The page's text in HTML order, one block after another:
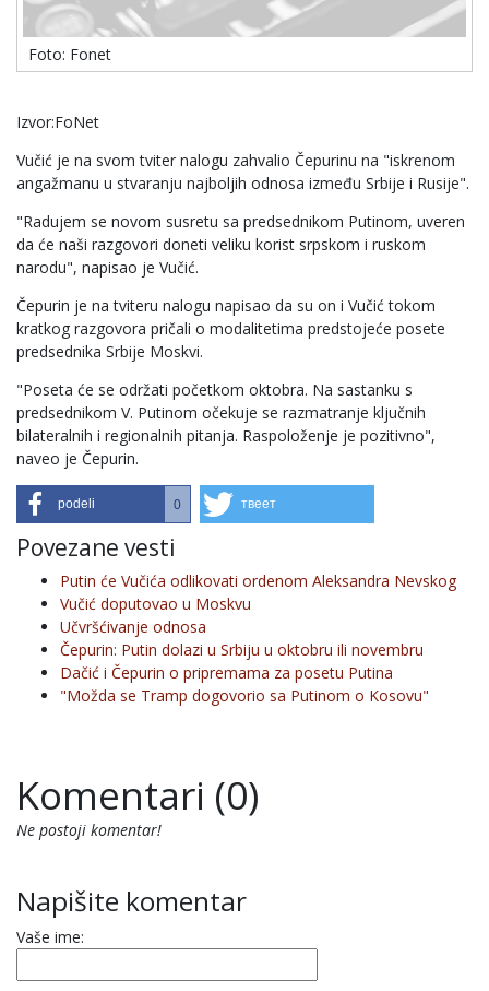
Foto: Fonet
Izvor:FoNet
Vučić je na svom tviter nalogu zahvalio Čepurinu na "iskrenom
angažmanu u stvaranju najboljih odnosa između Srbije i Rusije".
"Radujem se novom susretu sa predsednikom Putinom, uveren
da će naši razgovori doneti veliku korist srpskom i ruskom
narodu", napisao je Vučić.
Čepurin je na tviteru nalogu napisao da su on i Vučić tokom
kratkog razgovora pričali o modalitetima predstojeće posete
predsednika Srbije Moskvi.
"Poseta će se održati početkom oktobra. Na sastanku s
predsednikom V. Putinom očekuje se razmatranje ključnih
bilateralnih i regionalnih pitanja. Raspoloženje je pozitivno",
naveo je Čepurin.
podeli 0 твеет
Povezane vesti
Putin će Vučića odlikovati ordenom Aleksandra Nevskog
Vučić doputovao u Moskvu
Učvršćivanje odnosa
Čepurin: Putin dolazi u Srbiju u oktobru ili novembru
Dačić i Čepurin o pripremama za posetu Putina
"Možda se Tramp dogovorio sa Putinom o Kosovu"
Komentari (0)
Ne postoji komentar!
Napišite komentar
Vaše ime: